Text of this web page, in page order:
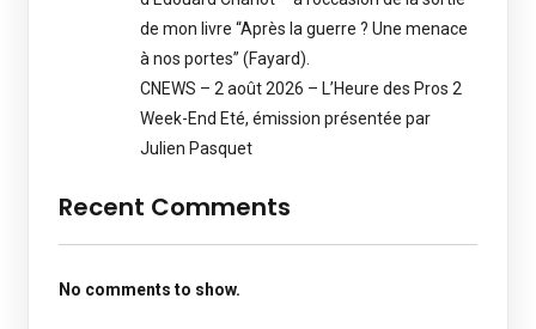
de mon livre “Après la guerre ? Une menace
à nos portes” (Fayard).
CNEWS – 2 août 2026 – L’Heure des Pros 2
Week-End Eté, émission présentée par
Julien Pasquet
Recent Comments
No comments to show.